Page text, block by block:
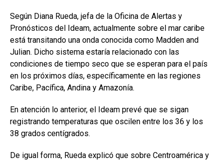
Según Diana Rueda, jefa de la Oficina de Alertas y
Pronósticos del Ideam, actualmente sobre el mar caribe
está transitando una onda conocida como Madden and
Julian. Dicho sistema estaría relacionado con las
condiciones de tiempo seco que se esperan para el país
en los próximos días, específicamente en las regiones
Caribe, Pacífica, Andina y Amazonía.
En atención lo anterior, el Ideam prevé que se sigan
registrando temperaturas que oscilen entre los 36 y los
38 grados centígrados.
De igual forma, Rueda explicó que sobre Centroamérica y